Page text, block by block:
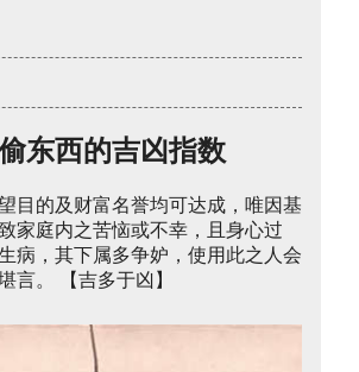
东西的吉凶指数
目的及财富名誉均可达成，唯因基
家庭内之苦恼或不幸，且身心过
病，其下属多争妒，使用此之人会
言。 【吉多于凶】